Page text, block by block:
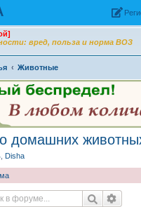
вред, польза и норма ВОЗ
Животные
домашних
Disha